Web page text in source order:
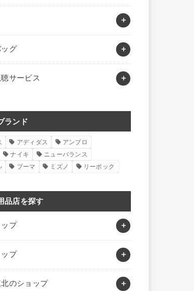
グ
サービス
ランド
アディダス
アンブロ
ナイキ
ニューバランス
プーマ ミズノ リーボック
品店を探す
プ
プ
のショップ